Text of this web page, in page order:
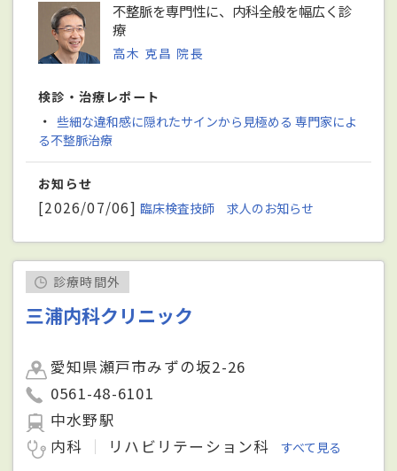
不整脈を専門性に、内科全般を幅広く診
療
高木 克昌 院長
検診・治療レポート
・ 些細な違和感に隠れたサインから見極める 専門家によ
る不整脈治療
お知らせ
[2026/07/06]臨床検査技師 求人のお知らせ
診療時間外
三浦内科クリニック
愛知県瀬戸市みずの坂2-26
0561-48-6101
中水野駅
内科
リハビリテーション科 すべて見る